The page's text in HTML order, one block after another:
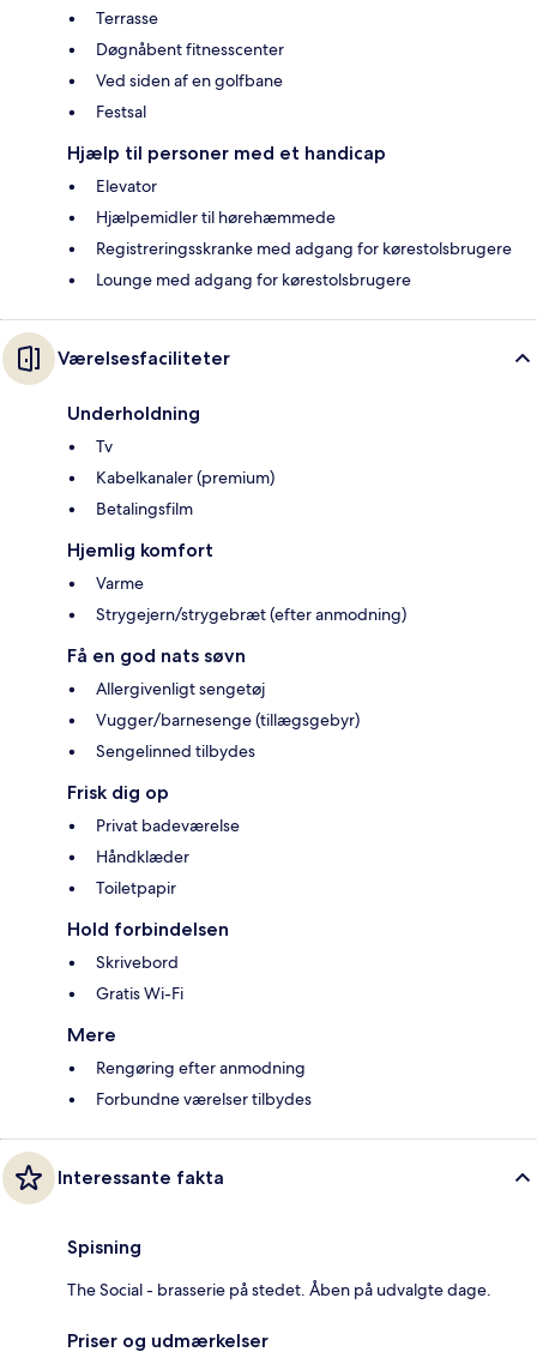
Terrasse
Døgnåbent fitnesscenter
Ved siden af en golfbane
Festsal
Hjælp til personer med et handicap
Elevator
Hjælpemidler til hørehæmmede
Registreringsskranke med adgang for kørestolsbrugere
Lounge med adgang for kørestolsbrugere
Værelsesfaciliteter
Underholdning
Tv
Kabelkanaler (premium)
Betalingsfilm
Hjemlig komfort
Varme
Strygejern/strygebræt (efter anmodning)
Få en god nats søvn
Allergivenligt sengetøj
Vugger/barnesenge (tillægsgebyr)
Sengelinned tilbydes
Frisk dig op
Privat badeværelse
Håndklæder
Toiletpapir
Hold forbindelsen
Skrivebord
Gratis Wi-Fi
Mere
Rengøring efter anmodning
Forbundne værelser tilbydes
Interessante fakta
Spisning
The Social - brasserie på stedet. Åben på udvalgte dage.
Priser og udmærkelser